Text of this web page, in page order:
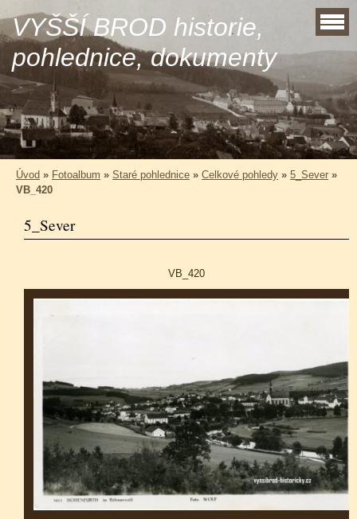
VYŠŠÍ BROD historie,
pohlednice, dokumenty
Úvod » Fotoalbum » Staré pohlednice » Celkové pohledy » 5_Sever »
VB_420
5_Sever
VB_420